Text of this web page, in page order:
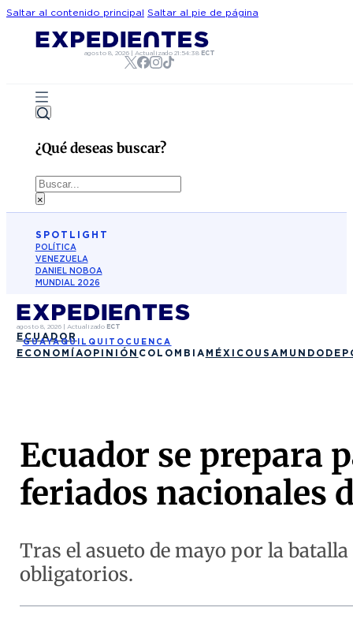
Saltar al contenido principal Saltar al pie de página
agosto 8, 2026 |Actualizado21:54:38 ECT
¿Qué deseas buscar?
Buscar
×
SPOTLIGHT
POLÍTICA
VENEZUELA
DANIEL NOBOA
MUNDIAL 2026
agosto 8, 2026| Actualizado ECT
ECUADOR
GUAYAQUIL QUITO CUENCA
ECONOMÍAOPINIÓN COLOMBIA MÉXICO USA MUNDO
Ecuador se prepara
feriados nacionales
Tras el asueto de mayo por la
obligatorios.